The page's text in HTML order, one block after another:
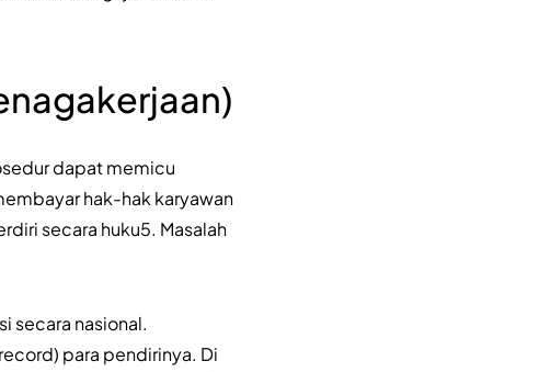
dapat memicu
hak-hak karyawan
secara huku5. Masalah
secara nasional.
para pendirinya. Di